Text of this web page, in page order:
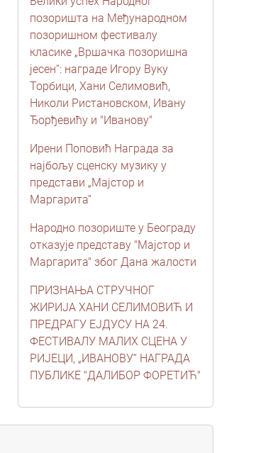
позоришта на Међународном
позоришном фестивалу
класике „Вршачка позоришна
јесен“: награде Игору Вуку
Торбици, Хани Селимовић,
Николи Ристановском, Ивану
Ђорђевићу и "Иванову"
Ирени Поповић Награда за
најбољу сценску музику у
представи „Мајстор и
Маргарита”
Народно позориште у Београду
отказује представу "Мајстор и
Маргарита" због Дана жалости
ПРИЗНАЊА СТРУЧНОГ
ЖИРИЈА ХАНИ СЕЛИМОВИЋ И
ПРЕДРАГУ ЕЈДУСУ НА 24.
ФЕСТИВАЛУ МАЛИХ СЦЕНА У
РИЈЕЦИ, „ИВАНОВУ“ НАГРАДА
ПУБЛИКЕ "ДАЛИБОР ФОРЕТИЋ"